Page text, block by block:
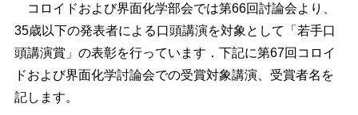
コロイドおよび界面化学部会では第66回討論会より、
35歳以下の発表者による口頭講演を対象として「若手口
頭講演賞」の表彰を行っています．下記に第67回コロイ
ドおよび界面化学討論会での受賞対象講演、受賞者名を
記します。